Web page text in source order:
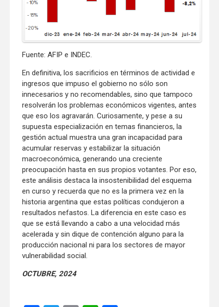
Fuente: AFIP e INDEC.
En definitiva, los sacrificios en términos de actividad e
ingresos que impuso el gobierno no sólo son
innecesarios y no recomendables, sino que tampoco
resolverán los problemas económicos vigentes, antes
que eso los agravarán. Curiosamente, y pese a su
supuesta especialización en temas financieros, la
gestión actual muestra una gran incapacidad para
acumular reservas y estabilizar la situación
macroeconómica, generando una creciente
preocupación hasta en sus propios votantes. Por eso,
este análisis destaca la insostenibilidad del esquema
en curso y recuerda que no es la primera vez en la
historia argentina que estas políticas condujeron a
resultados nefastos. La diferencia en este caso es
que se está llevando a cabo a una velocidad más
acelerada y sin dique de contención alguno para la
producción nacional ni para los sectores de mayor
vulnerabilidad social.
OCTUBRE, 2024